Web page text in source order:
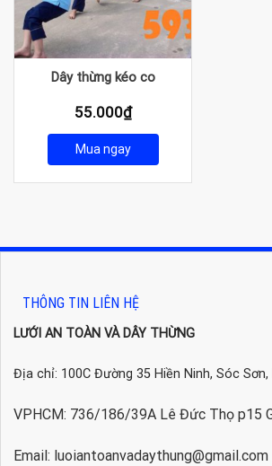
Dây thừng kéo co
55.000₫
Mua ngay
THÔNG TIN LIÊN HỆ
LƯỚI AN TOÀN VÀ DÂY THỪNG
Địa chỉ: 100C Đường 35 Hiền Ninh, Sóc Sơn,
VPHCM: 736/186/39A Lê Đức Thọ p15
Email: luoiantoanvadaythung@gmail.com